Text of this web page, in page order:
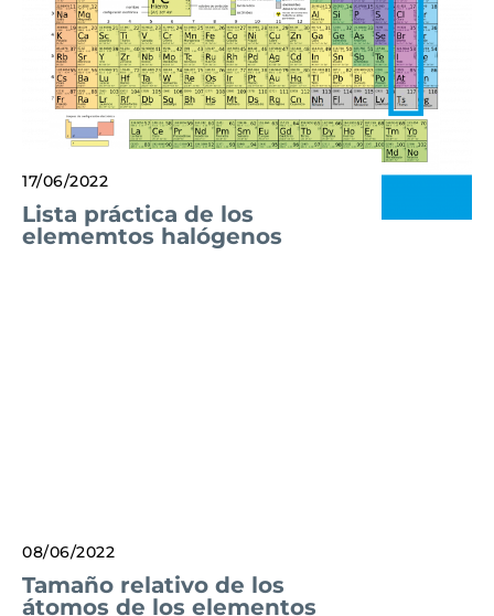
17/06/2022
Lista práctica de los
elememtos halógenos
08/06/2022
Tamaño relativo de los
átomos de los elementos